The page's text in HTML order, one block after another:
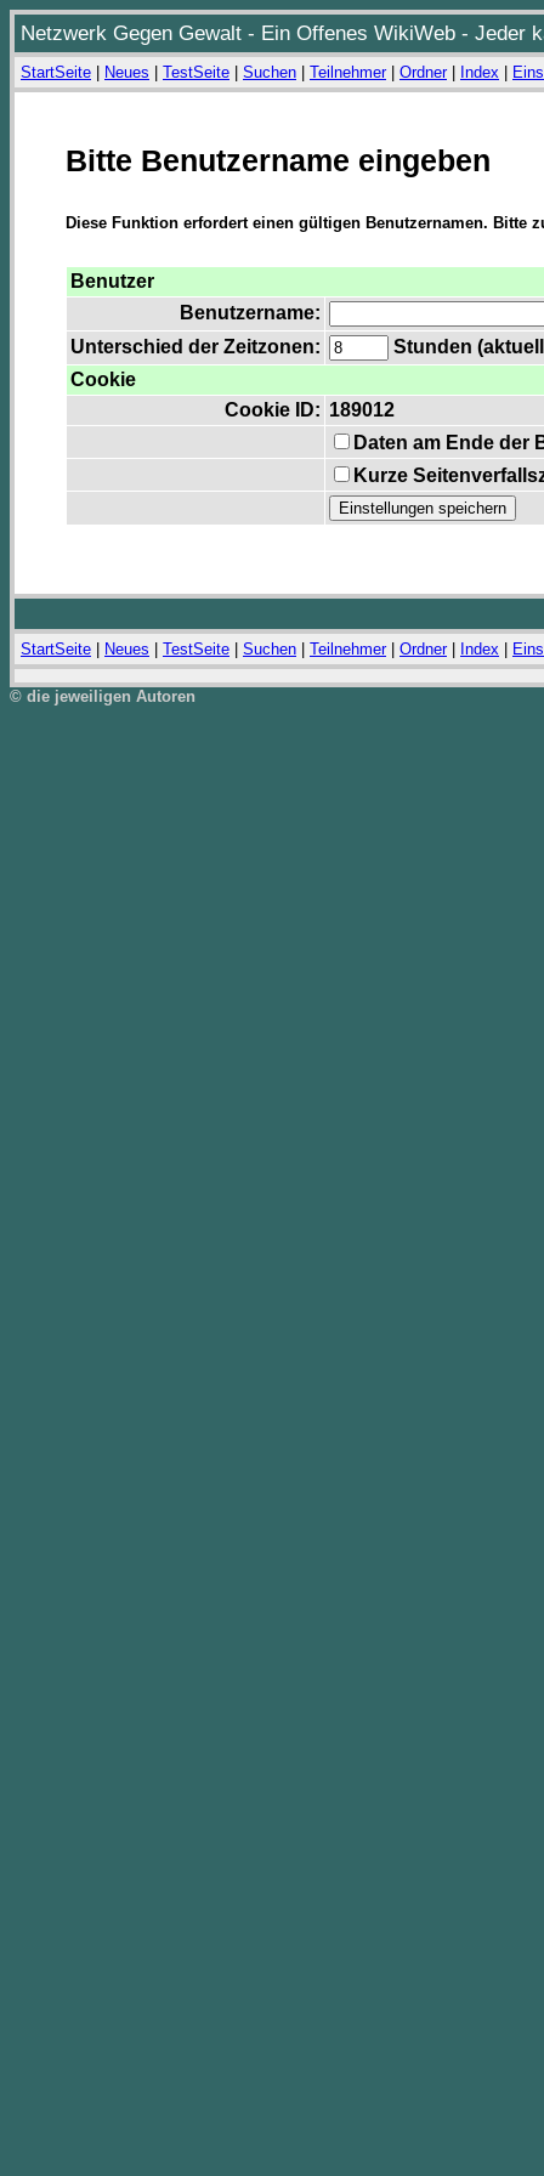
Netzwerk Gegen Gewalt - Ein Offenes WikiWeb - Jeder
StartSeite Neues TestSeite Suchen Teilnehmer| Ordner| Index
Bitte Benutzername eingeben
Diese Funktion erfordert einen gültigen Benutzernamen. Bitte
Benutzer
Benutzername:
Unterschied der Zeitzonen:
Stunden
Cookie
Cookie ID: 189012
Daten am Ende der
Kurze
StartSeite Neues TestSeite Suchen Teilnehmer| Ordner| Index
© die jeweiligen Autoren